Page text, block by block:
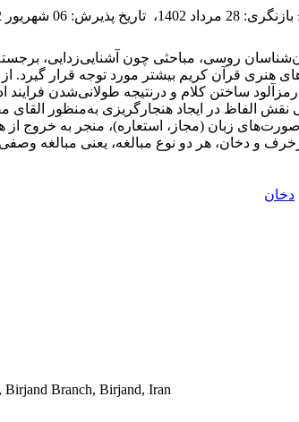
بازنگری: 28 مرداد 1402 ، تاریخ پذیرش: 06 شهریور 1402
روسی، مباحثی چون آشنایی‌زدایی،
قرآن کریم بیشتر مورد توجه قرار گیرد. از
رمزآلود ساختن کلام و درنتیجه طولانی‌شدن
نقش الفاظ در ایجاد هنجارگریزی به‌منظور
زبان (مجاز، استعاره)، منجر به خروج از
و دخان، هر دو نوع مبالغه، یعنی مبالغه
دخان
Birjand Branch, Birjand, Iran